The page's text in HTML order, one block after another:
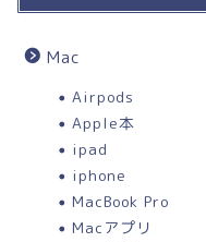
Mac
Airpods
Apple本
ipad
iphone
MacBook Pro
Macアプリ